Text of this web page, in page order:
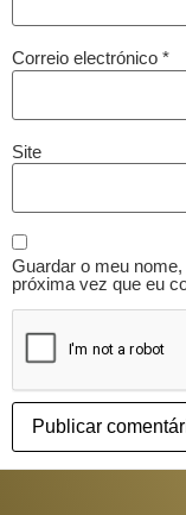
Correio electrónico *
Site
Guardar o meu
próxima vez que eu